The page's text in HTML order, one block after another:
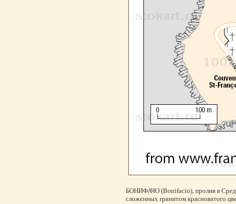
БОНИФАЧО (Bonifacio), пролив в
сложенных гранитом красноватого